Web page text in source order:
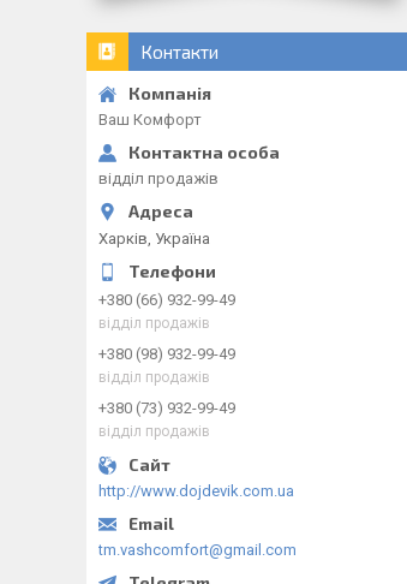
Контакти
Ваш Комфорт
відділ продажів
Харків, Україна
+380 (66) 932-99-49
відділ продажів
+380 (98) 932-99-49
відділ продажів
+380 (73) 932-99-49
відділ продажів
http://www.dojdevik.com.ua
tm.vashcomfort@gmail.com